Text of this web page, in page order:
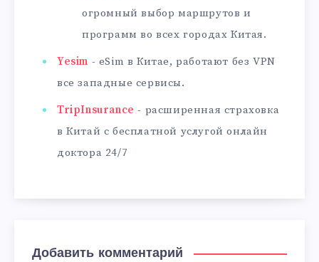
огромный выбор маршрутов и
программ во всех городах Китая.
Yesim - eSim в Китае, работают без VPN
все западные сервисы.
TripInsurance - расширенная страховка
в Китай с бесплатной услугой онлайн
доктора 24/7
Добавить комментарий